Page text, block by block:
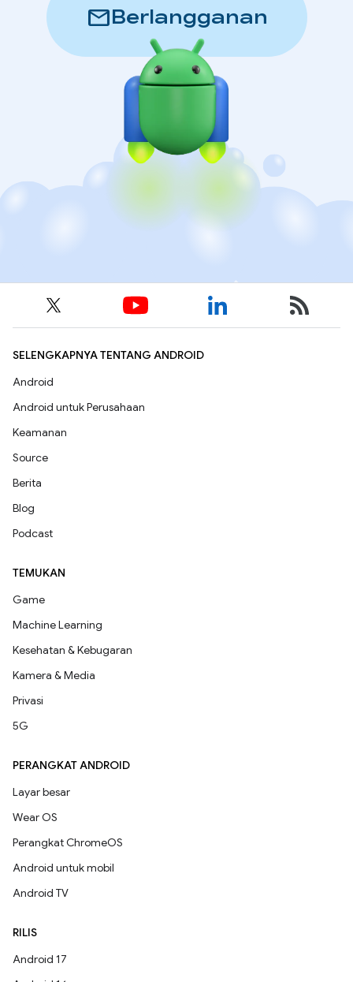
mailBerlangganan
SELENGKAPNYA TENTANG ANDROID
Android
Android untuk Perusahaan
Keamanan
Source
Berita
Blog
Podcast
TEMUKAN
Game
Machine Learning
Kesehatan & Kebugaran
Kamera & Media
Privasi
5G
PERANGKAT ANDROID
Layar besar
Wear OS
Perangkat ChromeOS
Android untuk mobil
Android TV
RILIS
Android 17